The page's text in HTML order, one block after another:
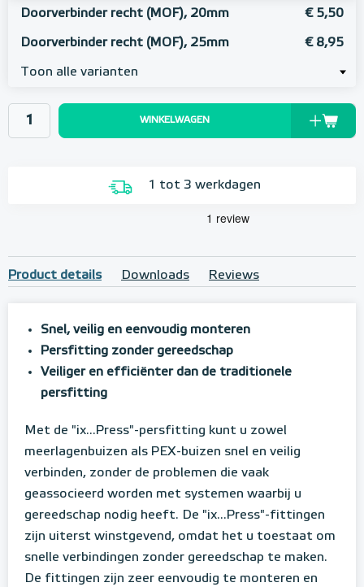
Doorverbinder recht (MOF), 20mm € 5,50
Doorverbinder recht (MOF), 25mm € 8,95
Toon alle varianten
WINKELWAGEN
1 tot 3 werkdagen
Product details Downloads Reviews
Snel, veilig en eenvoudig monteren
Persfitting zonder gereedschap
Veiliger en efficiënter dan de traditionele
persfitting
Met de "ix...Press"-persfitting kunt u zowel
meerlagenbuizen als PEX-buizen snel en veilig
verbinden, zonder de problemen die vaak
geassocieerd worden met systemen waarbij u
gereedschap nodig heeft. De "ix...Press"-fittingen
zijn uiterst winstgevend, omdat het u toestaat om
snelle verbindingen zonder gereedschap te maken.
De fittingen zijn zeer eenvoudig te monteren en